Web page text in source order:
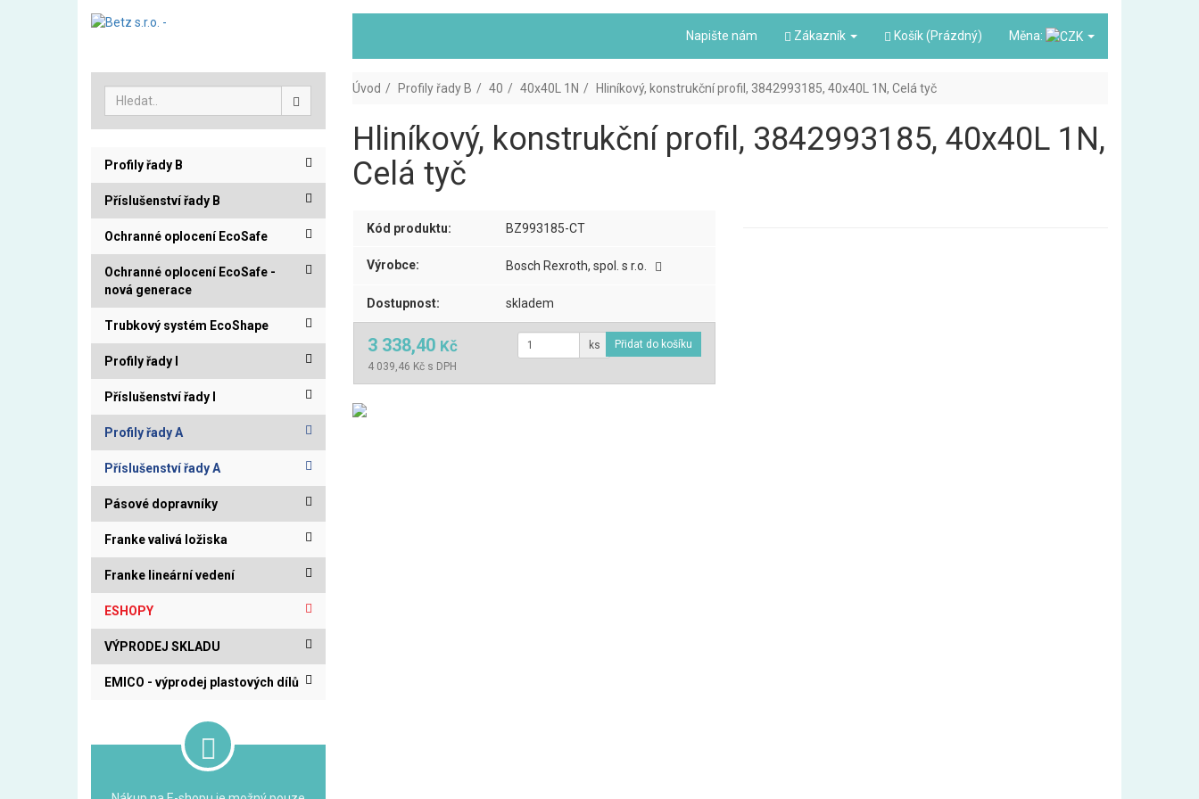
Napište nám Zákazník Košík (Prázdný) Měna:
Profily řady B
Příslušenství řady B
Ochranné oplocení EcoSafe
Ochranné oplocení EcoSafe -
nová generace
Trubkový systém EcoShape
Profily řady I
Příslušenství řady I
Profily řady A
Příslušenství řady A
Pásové dopravníky
Franke valivá ložiska
Franke lineární vedení
ESHOPY
VÝPRODEJ SKLADU
EMICO - výprodej plastových dílů
Úvod Profily řady B 40 40x40L 1N Hliníkový, konstrukční profil, 3842993185, 40x40L 1N, Celá tyč
Hliníkový, konstrukční profil, 3842993185, 40x40L 1N,
Celá tyč
Kód produktu: BZ993185-CT
Výrobce: Bosch Rexroth, spol. s r.o.
Dostupnost: skladem
3 338,40 Kč
4 039,46 Kč s DPH
ks